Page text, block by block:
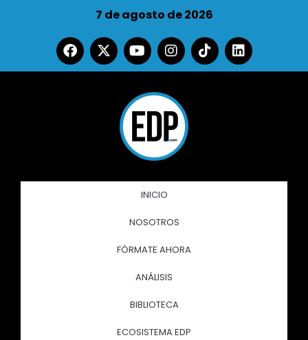
7 de agosto de 2026
INICIO
NOSOTROS
FÓRMATE AHORA
ANÁLISIS
BIBLIOTECA
ECOSISTEMA EDP